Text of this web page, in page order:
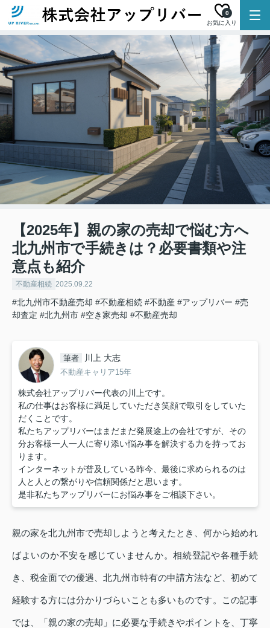
お気に入り
0
【2025年】親の家の売却で悩む方へ
北九州市で手続きは？必要書類や注
意点も紹介
不動産相続 2025.09.22
#北九州市不動産売却 #不動産相続 #不動産 #アップリバー #売
却査定 #北九州市 #空き家売却 #不動産売却
筆者 川上 大志
不動産キャリア15年
株式会社アップリバー代表の川上です。
私の仕事はお客様に満足していただき笑顔で取引をしていた
だくことです。
私たちアップリバーはまだまだ発展途上の会社ですが、その
分お客様一人一人に寄り添い悩み事を解決する力を持ってお
ります。
インターネットが普及している昨今、最後に求められるのは
人と人との繋がりや信頼関係だと思います。
是非私たちアップリバーにお悩み事をご相談下さい。
親の家を北九州市で売却しようと考えたとき、何から始めれ
ばよいのか不安を感じていませんか。相続登記や各種手続
き、税金面での優遇、北九州市特有の申請方法など、初めて
経験する方には分かりづらいことも多いものです。この記事
では、「親の家の売却」に必要な手続きやポイントを、丁寧